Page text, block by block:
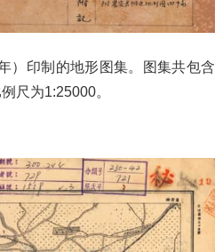
）印制的地形图集。图集共包含
尺为1:25000。